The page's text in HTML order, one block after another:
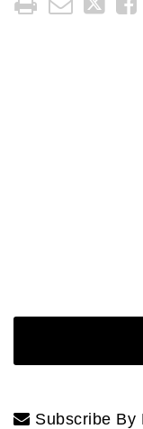
Subscribe By